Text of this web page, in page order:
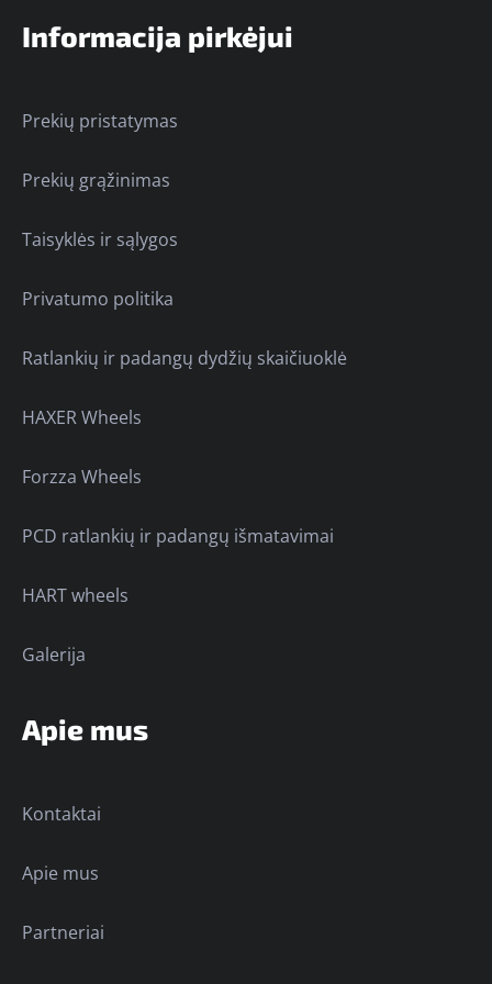
Informacija pirkėjui
Prekių pristatymas
Prekių grąžinimas
Taisyklės ir sąlygos
Privatumo politika
Ratlankių ir padangų dydžių skaičiuoklė
HAXER Wheels
Forzza Wheels
PCD ratlankių ir padangų išmatavimai
HART wheels
Galerija
Apie mus
Kontaktai
Apie mus
Partneriai